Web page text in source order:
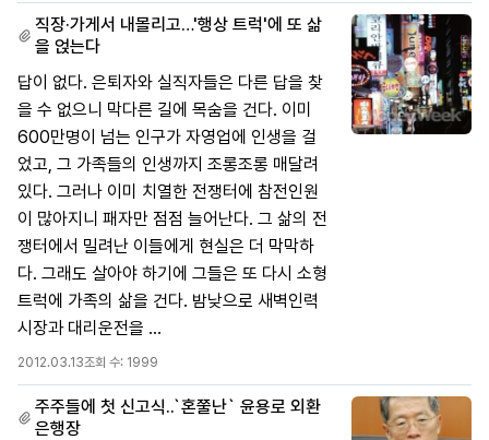
직장·가게서 내몰리고…'행상 트럭'에 또 삶
을 얹는다
답이 없다. 은퇴자와 실직자들은 다른 답을 찾
을 수 없으니 막다른 길에 목숨을 건다. 이미
600만명이 넘는 인구가 자영업에 인생을 걸
었고, 그 가족들의 인생까지 조롱조롱 매달려
있다. 그러나 이미 치열한 전쟁터에 참전인원
이 많아지니 패자만 점점 늘어난다. 그 삶의 전
쟁터에서 밀려난 이들에게 현실은 더 막막하
다. 그래도 살아야 하기에 그들은 또 다시 소형
트럭에 가족의 삶을 건다. 밤낮으로 새벽인력
시장과 대리운전을 ...
2012.03.13조회 수: 1999
주주들에 첫 신고식..`혼쭐난` 윤용로 외환
은행장